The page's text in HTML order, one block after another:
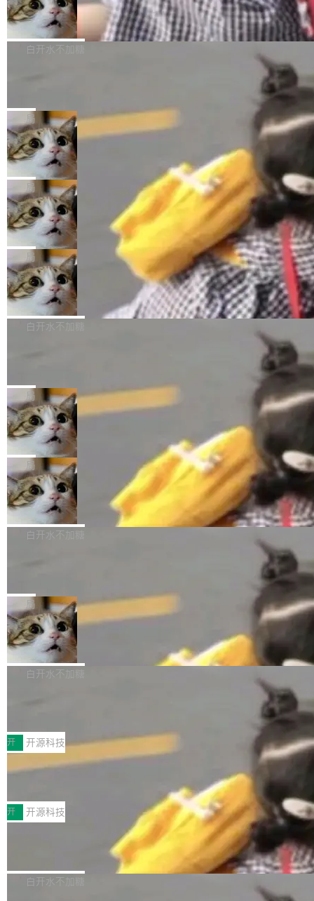
果员工带走机密信...
体验WorkBuddy鸿蒙PC版前，请将 HUAWEI M
atePad Edge 升级至 HarmonyOS 6.1.0.135S
P9 patch03及以上版本。 *升级路径：设置 > 搜
处：FFmpeg 9.0 的代号是“Lei”。 这个名字，
来自中国开发者雷霄骅（Lei Xiaohua）。 对于
很多中国音视频开发者而言，这个名字并不陌
“启蒙老师”。 而今年，恰好是雷霄骅离世十周
年。FFmpeg 社区最终选择用一个大版本的名
字，留下了这份纪念。 雷霄骅曾是中国传媒大学
数字电视技术方向的博士生，长期从事视频、音
频技...
亚马逊成本失控：AI 写代码烧掉 1215
万元，超预算 860%
外媒近日曝光了亚马逊的多份内部报告显示，AI
导致公司在多个项目上超支。《金融时报》报道
编写程序，目标是完成电商平台作者信息与商品
列表的数据匹配 —— 一项常规的数据处理任
务，最终却产生了 180 万美元的账单，实际支出
超出原定预算 860%。 更令人意外的是，该项目
最终并未成功落地，而高额算力消耗持续运行长
达 5 个月，公司直到财务对账时才察觉异常。这
意味着一个无人看管的 AI 程序，在近半年时间
里日夜不停地"烧钱"。 复盘显示，...
白开水不加糖
e CEO Clément Delangue 在 CNBC 的采访里
没有拐弯抹角。他说中国正在赢得 AI 竞赛，而
且按目前的速度，中国 AI 工具预计在今年底或
2027 年就能追上美国前沿实验室的水平。 Dela
ngue 把原因归结为一件事：开放协作。中国的
AI 开发者在一个共享和协作的生态里加速迭代，
而美国模型厂商在"闭门造车"。他的原话是 "buil
ding in silos"——各自为战，互不通气。 这个判
断从他嘴里说出来分量不同。Hugging Face 是
全球最大的开源 AI 平台，上面跑着上百万个模
型。谁在开源赛道上领先，...
局
当 AI agent 把源码变成了最好的扩展系
统，开发者工具必须开源
五年前，David Crawshaw 问过很多软件工程师
一个问题：你写过什么给自己用的程序？答案几
乎都是没有。工程师们整天用别人写的程序写程
序给别人用。偶尔有人自己写个博客系统、智能
家居控制、家庭实验室，都算稀奇事。 Crawsh
aw 是 Shelley 的作者，一个开源 AI coding age
nt。他最近在博客上写了一篇文章，核心论点很
简单：开发者工具必须开源。 理由不是传统的自
由软件情怀，而是一个跟 AI agent 直接相关的
技术判断。 两行 prompt 就能个性化任何软件 C
局
DeepSeek Harness 宣布内测邀请，全
网最大规模开源 Agent 路演现场诞生
一条内测招募帖，发出去的时候大概没人想到它
会变成一场开源 Agent 生态的路演。 8月1日，
DeepSeek Harness 团队负责人崔添翼（tiany
i）在 X 上发帖： 「如果你是 Agent Harness 相
关开源项目的开发者，希望参加 DeepSeek Har
ness 的内测，可以回复或私信联系我。请附上
Harness 负责把能力落到真实环境中——调用工
具、读写文件、管理上下文、处理错误、完成闭
环。崔添翼招人的标...
局
商汤 SenseNova U1.5-Lite-Preview
开源
商汤科技宣布面向社区开源轻量级统一多模态模
型的预览版本 SenseNova U1.5-Lite-Preview。
理解、推理、生成与编辑，还仅以 8B-MoT 的轻
量大小，将能力推进到4K、更精细的真实质感、
更复杂的视觉控制和可持续迭代编辑。 相比 U
1，U1.5-Lite-Preview 在以下方向上带来了显著
提升： 原生支持4K图像生成； 更精细的局部纹
理、细节与真实世界质感； 更准确的中英文文字
生成与复杂版式组织； 更稳定的图...
白开水不加糖
nap。这次是 hwctl——一个用来检查 Ubuntu
硬件认证状态的命令行工具。 Canonical 工程师
Alan Griffiths 在邮件列表中说得很直白：「hwc
tl 是一个 Ubuntu 专有的包，它和它的依赖项都
是 Ubuntu 专有的，不会用在其他发行版上。」
所以 deb 版本的受众实际上为零。既然只有 Ub
untu 用户在用，那用 snap 打包就没什么可纠结
的。 从 deb 到 snap 的迁移路径 hwctl 是 rust-
hwlib 硬件 API 库的一部分，命令行工具负责查
局
Dario Amodei 担心新人来 Anthropic
只为金钱，不为使命
顶级 AI 研究员在两家公司之间来回跳，中间只
隔了几天。 Lilian Weng 上周刚宣布因健康原因
离开 Thinking Machines Lab，说自己作为联合
创始人的角色「太累了」。几天后，The Inform
ation 就曝出她将重回 OpenAI，负责递归自我
改进方向的研究。她是 Thinking Machines 过
一在人才争夺战中失血的公司。六月，Google
连失两员大将：Noam Shazeer 去了 Op...
局
FFmpeg 9.0 发布
FFmpeg 9.0 现已发布，包含多项改进。官方更
新日志列出的 9.0 版本主要更新内容如下： 扩
er HE-AAC 960 解码 (DAB+) transpose_cuda
filter 添加 AMF Frame Rate Converter (vf_frc
_amf) filter SMPTE 2094-50 元数据支持和直
通 ProRes RAW VideoToolbox 硬件加速器 AP
V ...
白开水不加糖
Code 在 X 上发帖：「DeepSeek Flash did 8T
tokens on August 1st. 5T of free usage + 3T
on OpenCode Go.」79.8 万次浏览，连带着 #
DeepSeek一天消耗了8万亿# 上了微博热搜——
注意这是 OpenCode 一家的消耗。 OpenCode
不完。」5T 来自免费额度，3T 来自 Go...
局
NetBSD 11.0 正式发布
NetBSD 11.0 现已正式发布，这是 NetBSD 操
作系统的第十八个主要版本。 自 NetBSD 10.1
ve JH71XX 的设备，例如 VisionFive 2、PINE
64 STAR64，以及 QEMU。 增强了对 POSIX.1
-2024 和 C23 编程接口标准的兼容性。 compat
_linux(8) 增强了对 Linux 系统调用的支持，包
括 epoll（围绕 kqueue 实现）、POSIX 消息队
列、...
白开水不加糖
案
享会在上海举办。鸿蒙生态的全场景智慧营销平
台鲸鸿动能协同华为游戏中心，面向游戏行业开
发者及生态伙伴，系统呈现了平台在游戏领域的
完整能力版图——从IAP高价值用户的全周期经
营、到IAA游戏的“买变一体”正循环、再到联运与
广告协同的全链路经营闭环，以及面向全球市场
的出海增长布局。 华为终端云业务商业化销售负
责人在开场致辞中表示，游戏开发者的核心诉求
已不再是“多一个投放渠道”，而是一套能够持续
开 开源科技
技嘉X3D系列再添新成员 B850 AORU
面向AMD Ryzen X3D处理器玩家，技嘉X3D系
列主板阵容迎来新成员——B850 AORUS ELITE
X3D。作为面向主流高性能平台打造的全新主板
产品，B850 AORUS ELITE X3D延续技嘉在X3
D平台优化上的技术积累，旨在为游戏玩家带来
更稳定、更高效的装机选择。 B850 AORUS ELI
开 开源科技
Zadig v5.0 发布：AI 发布专员与 AI 审
我们团队这几天最大的卡点不是 AI 写得不够
好，是 AI 写得太好了。 好到审查排期从两天的
白开水不加糖